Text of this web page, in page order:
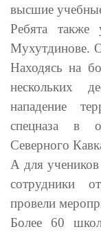
высшие
Ребята
Мухутдинове.
Находясь на
нескольких
нападение
спецназа в
Северного
А для
сотрудники
провели
Более 60